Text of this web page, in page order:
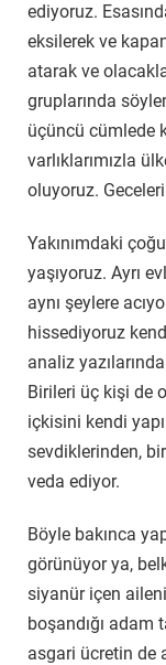
ediyoruz.
eksilerek ve
atarak ve
gruplarında
üçüncü cümlede
varlıklarımızla
oluyoruz.
Yakınımdaki
yaşıyoruz. Ayrı
aynı şeylere
hissediyoruz
analiz
Birileri üç kişi de
içkisini kendi
sevdiklerinden,
veda ediyor.
Böyle bakınca
görünüyor ya,
siyanür içen
boşandığı adam
asgari ücretin de